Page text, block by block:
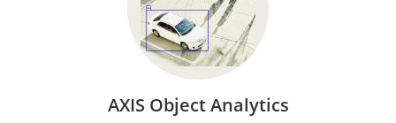
AXIS Object Analytics